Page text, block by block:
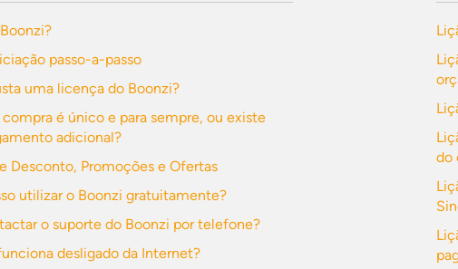
passo-a-passo
uma licença do Boonzi?
compra é único e para sempre, ou existe
adicional?
Desconto, Promoções e Ofertas
utilizar o Boonzi gratuitamente?
o suporte do Boonzi por telefone?
desligado da Internet?
do